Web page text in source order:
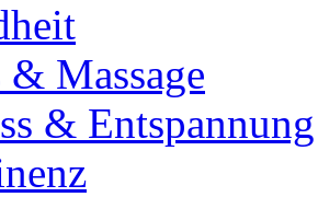
& Massage
& Entspannung